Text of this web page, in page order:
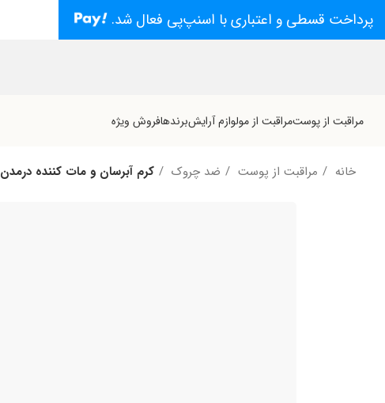
مراقبت از پوستمراقبت از مولوازم آرایشبرندهافروش ویژه
خانه مراقبت از پوست ضد چروک کرم آبرسان و مات کننده درمدن
پرداخت قسطی و اعتباری با اسنپ‌پی فعال شد.